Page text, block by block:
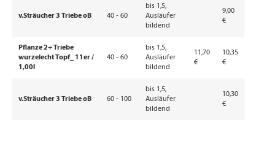
v.Sträucher 3 Triebe oB 40 - 60
bis 1,5,
Ausläufer
bildend
9,00
€
Pflanze 2+ Triebe
wurzelecht Topf_ 11er /
1,00l
40 - 60
bis 1,5,
Ausläufer
bildend
11,70
€
10,35
€
v.Sträucher 3 Triebe oB 60 - 100
bis 1,5,
Ausläufer
bildend
10,30
€